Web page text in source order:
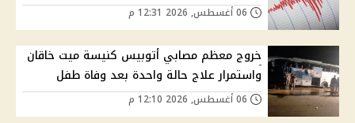
خروج معظم مصابي أتوبيس كنيسة ميت خاقان
واستمرار علاج حالة واحدة بعد وفاة طفل